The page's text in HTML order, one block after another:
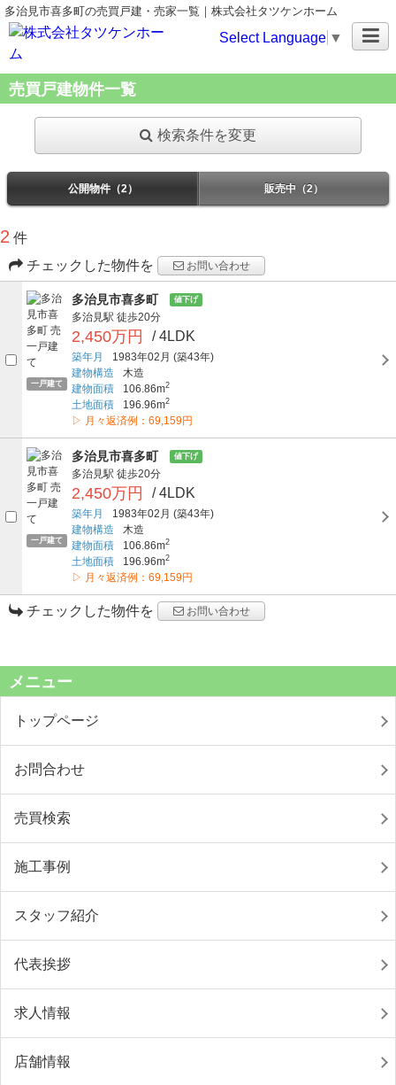
多治見市喜多町の売買戸建・売家一覧｜株式会社タツケンホーム
Select Language ▼
売買戸建物件一覧
検索条件を変更
公開物件（2） 販売中（2）
2 件
チェックした物件を
お問い合わせ
一戸建て
多治見市喜多町 値下げ
多治見駅 徒歩20分
2,450万円 / 4LDK
築年月 1983年02月 (築43年)
建物構造
木造
建物面積
106.86m2
土地面積 196.96m2
▷ 月々返済例：69,159円
一戸建て
多治見市喜多町 値下げ
多治見駅 徒歩20分
2,450万円 / 4LDK
築年月 1983年02月 (築43年)
建物構造
木造
建物面積
106.86m2
土地面積 196.96m2
▷ 月々返済例：69,159円
チェックした物件を お問い合わせ
メニュー
トップページ
お問合わせ
売買検索
施工事例
スタッフ紹介
代表挨拶
求人情報
店舗情報